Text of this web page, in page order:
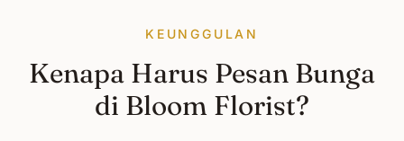
KEUNGGULAN
Kenapa Harus Pesan Bunga
di Bloom Florist?